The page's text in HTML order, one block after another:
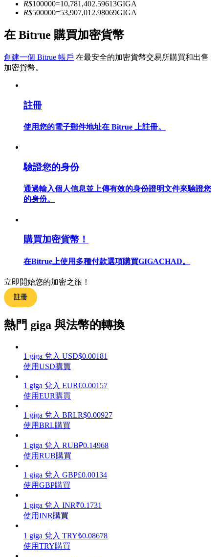
包含交易情況等的大數據分析
合約功能使用指南
交易策略
學習如何保持盈利
使您的資產穩定增值
R$100000=10,781,402.59613GIGA
R$500000=53,907,012.98069GIGA
在 Bitrue 購買加密貨幣
創建一個 Bitrue 帳戶 在最安全的加密貨幣交易所購買和出售
加密貨幣。
註冊
使用您的電子郵件地址在 Bitrue 上註冊。
驗證您的身份
通過輸入個人信息並上傳有效的身份證明文件來驗證您
的身份。
購買加密貨幣！
在Bitrue上使用多種付款選項購買GIGACHAD。
立即開始您的加密之旅！
註冊
熱門 giga 與法幣的轉換
1 giga 兌入 USD$0.00181
使用USD購買
1 giga 兌入 EUR€0.00157
使用EUR購買
1 giga 兌入 BRLR$0.00927
使用BRL購買
1 giga 兌入 RUB₽0.14968
使用RUB購買
1 giga 兌入 GBP£0.00134
使用GBP購買
1 giga 兌入 INR₹0.1731
使用INR購買
1 giga 兌入 TRY₺0.08678
使用TRY購買